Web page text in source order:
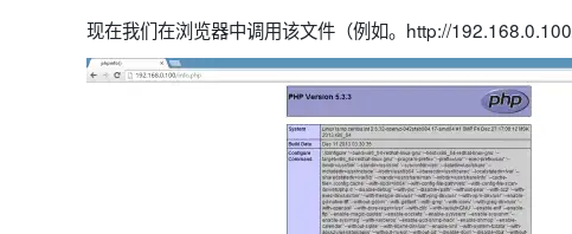
现在我们在浏览器中调用该文件（例如。http://